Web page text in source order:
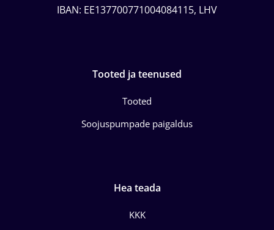
IBAN: EE137700771004084115, LHV
Tooted ja teenused
Tooted
Soojuspumpade paigaldus
Hea teada
KKK